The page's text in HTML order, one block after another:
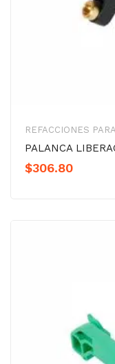
REFACCIONES
PALANCA
$306.80